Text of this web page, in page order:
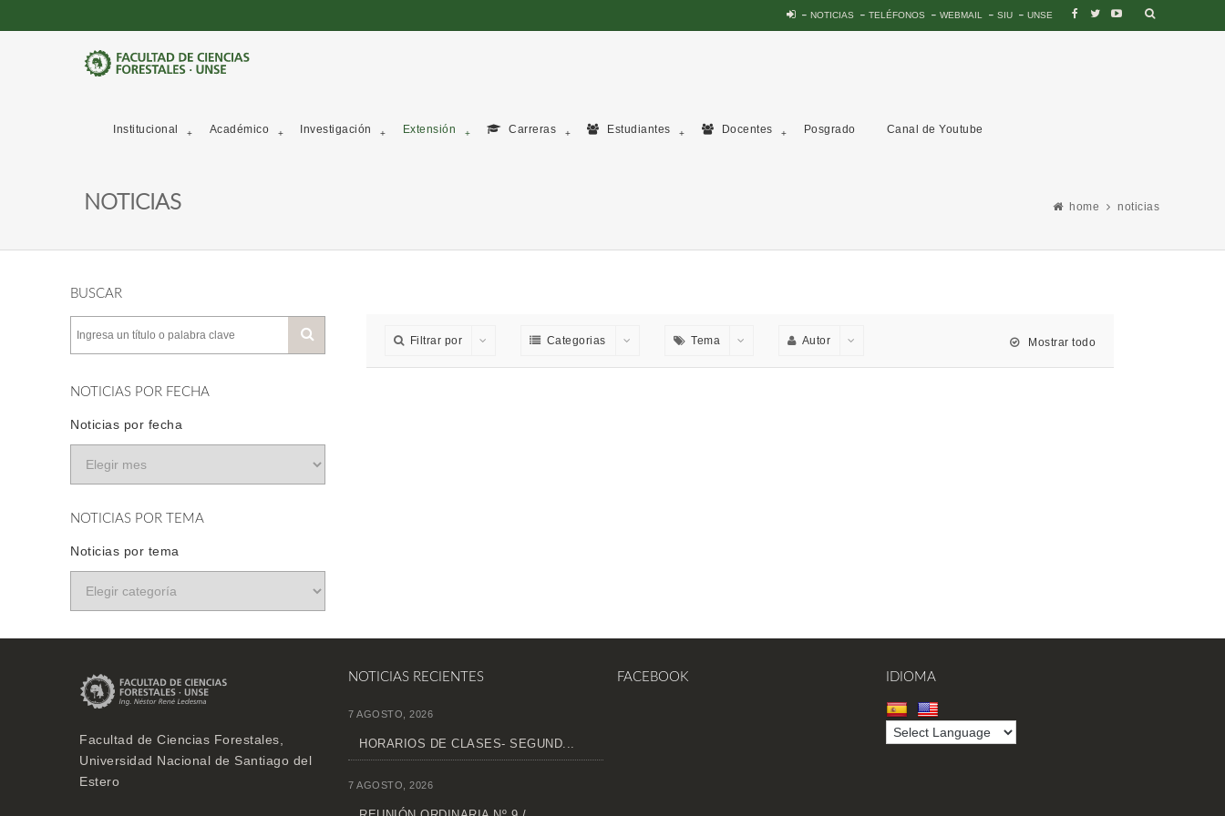
NOTICIAS TELÉFONOS WEBMAIL SIU UNSE
Institucional Académico Investigación Extensión Carreras Estudiantes Docentes Posgrado Canal de Youtube
NOTICIAS home noticias
BUSCAR
NOTICIAS POR FECHA
Noticias por fecha
NOTICIAS POR TEMA
Noticias por tema
Filtrar por Categorias Tema Autor Mostrar todo
Facultad de Ciencias Forestales,
Universidad Nacional de Santiago del
Estero
NOTICIAS RECIENTES
7 AGOSTO, 2026
HORARIOS DE CLASES- SEGUND...
7 AGOSTO, 2026
FACEBOOK IDIOMA